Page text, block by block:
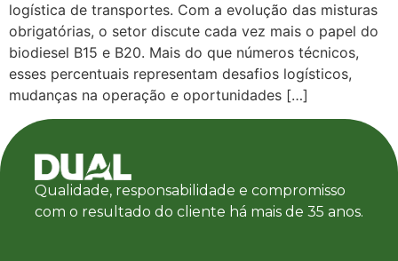
logística de transportes. Com a evolução das misturas
obrigatórias, o setor discute cada vez mais o papel do
biodiesel B15 e B20. Mais do que números técnicos,
esses percentuais representam desafios logísticos,
mudanças na operação e oportunidades […]
Qualidade, responsabilidade e compromisso
com o resultado do cliente há mais de 35 anos.